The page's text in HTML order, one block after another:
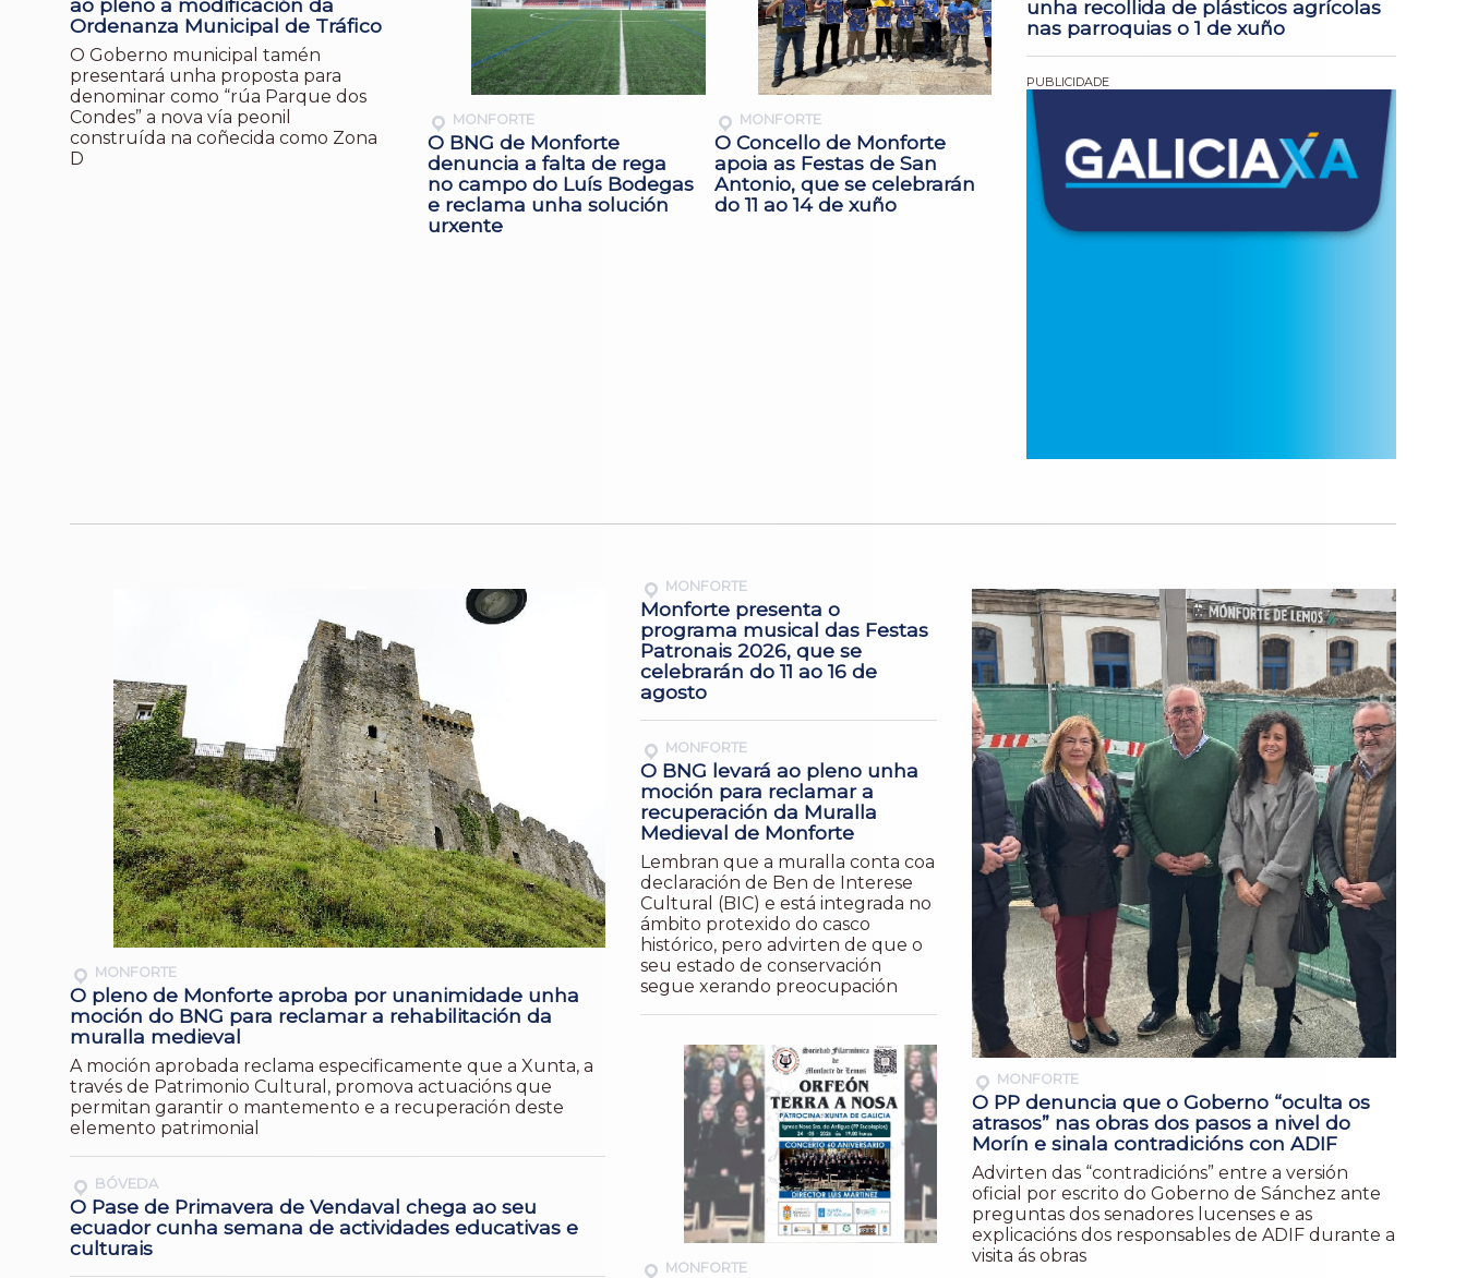
ao pleno a modificación da
Ordenanza Municipal de Tráfico
O Goberno municipal tamén
presentará unha proposta para
denominar como “rúa Parque dos
Condes” a nova vía peonil
construída na coñecida como Zona
D
MONFORTE
O BNG de Monforte
denuncia a falta de rega
no campo do Luís Bodegas
e reclama unha solución
urxente
MONFORTE
O Concello de Monforte
apoia as Festas de San
Antonio, que se celebrarán
do 11 ao 14 de xuño
unha recollida de plásticos agrícolas
nas parroquias o 1 de xuño
MONFORTE
O pleno de Monforte aproba por unanimidade unha
moción do BNG para reclamar a rehabilitación da
muralla medieval
A moción aprobada reclama especificamente que a Xunta, a
través de Patrimonio Cultural, promova actuacións que
permitan garantir o mantemento e a recuperación deste
elemento patrimonial
BÓVEDA
O Pase de Primavera de Vendaval chega ao seu
ecuador cunha semana de actividades educativas e
culturais
MONFORTE
Monforte presenta o
programa musical das Festas
Patronais 2026, que se
celebrarán do 11 ao 16 de
agosto
MONFORTE
O BNG levará ao pleno unha
moción para reclamar a
recuperación da Muralla
Medieval de Monforte
Lembran que a muralla conta coa
declaración de Ben de Interese
Cultural (BIC) e está integrada no
ámbito protexido do casco
histórico, pero advirten de que o
seu estado de conservación
segue xerando preocupación
MONFORTE
MONFORTE
O PP denuncia que o Goberno “oculta os
atrasos” nas obras dos pasos a nivel do
Morín e sinala contradicións con ADIF
Advirten das “contradicións” entre a versión
oficial por escrito do Goberno de Sánchez ante
preguntas dos senadores lucenses e as
explicacións dos responsables de ADIF durante a
visita ás obras